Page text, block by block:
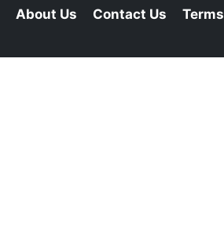
About Us Contact Us Terms